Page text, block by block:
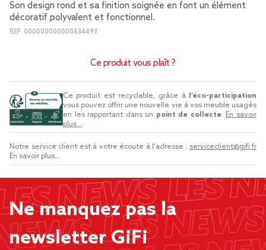
Son design rond et sa finition soignée en font un élément
décoratif polyvalent et fonctionnel.
REF. 000000000000634493
Ce produit vous plaît ?
Ce produit est recyclable, grâce à
l’éco-participation
vous pouvez offrir une nouvelle vie à vos meuble usagés
en les rapportant dans un point de collecte. En savoir
plus....
Notre service client est à votre écoute à l'adresse : serviceclient@gifi.fr
En savoir plus...
Ne manquez pas la
newsletter GiFi